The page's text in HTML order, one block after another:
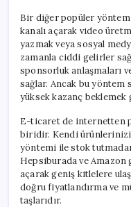
Bir diğer popüler
kanalı açarak video
yazmak veya sosyal
zamanla ciddi gelirler
sponsorluk anlaşmaları
sağlar. Ancak bu yöntem
yüksek kazanç
E-ticaret de internetten
biridir. Kendi
yöntemi ile stok
Hepsiburada ve
açarak geniş kitlelere
doğru fiyatlandırma ve
taşlarıdır.